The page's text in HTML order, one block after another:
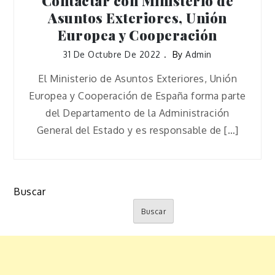
Asuntos Exteriores, Unión
Europea y Cooperación
31 De Octubre De 2022 ByAdmin
El Ministerio de Asuntos Exteriores, Unión
Europea y Cooperación de España forma parte
del Departamento de la Administración
General del Estado y es responsable de […]
Buscar
Buscar